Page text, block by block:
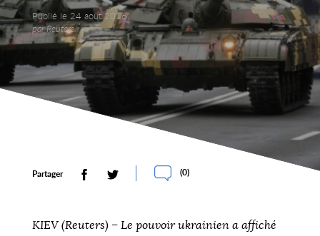
Publié le 24 août 2016,
par Reuters.
Partager (0)
KIEV (Reuters) – Le pouvoir ukrainien a affiché